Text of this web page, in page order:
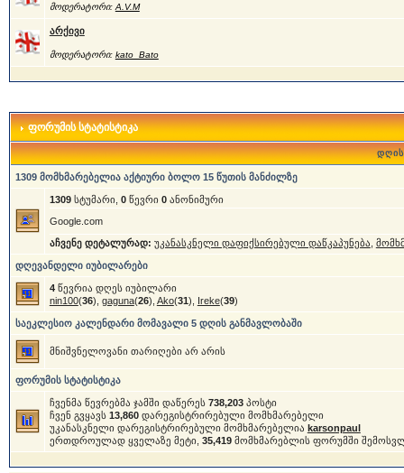
მოდერატორი: A.V.M
არქივი
მოდერატორი: kato_Bato
ფორუმის სტატისტიკა
დღის
1309 მომხმარებელია აქტიური ბოლო 15 წუთის მანძილზე
1309სტუმარი, 0წევრი 0ანონიმური
Google.com
აჩვენე დეტალურად: უკანასკნელი დაფიქსირებული დაწკაპუნება
დღევანდელი იუბილარები
4წევრია დღეს იუბილარი
nin100(36), gaguna(26), Ako(31), Ireke(39)
საეკლესიო კალენდარი მომავალი 5 დღის განმავლობაში
მნიშვნელოვანი თარიღები არ არის
ფორუმის სტატისტიკა
ჩვენმა წევრებმა ჯამში დაწერეს 738,203პოსტი
ჩვენ გვყავს 13,860დარეგისტრირებული მომხმარებელი
უკანასკნელი დარეგისტრირებული მომხმარებელია karsonpaul
ერთდროულად ყველაზე მეტი, 35,419მომხმარებლის ფორუმში